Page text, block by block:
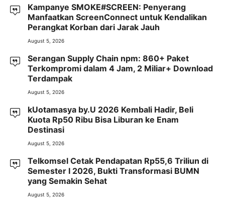
Kampanye SMOKE#SCREEN: Penyerang
Manfaatkan ScreenConnect untuk Kendalikan
Perangkat Korban dari Jarak Jauh
August 5, 2026
Serangan Supply Chain npm: 860+ Paket
Terkompromi dalam 4 Jam, 2 Miliar+ Download
Terdampak
August 5, 2026
kUotamasya by.U 2026 Kembali Hadir, Beli
Kuota Rp50 Ribu Bisa Liburan ke Enam
Destinasi
August 5, 2026
Telkomsel Cetak Pendapatan Rp55,6 Triliun di
Semester I 2026, Bukti Transformasi BUMN
yang Semakin Sehat
August 5, 2026